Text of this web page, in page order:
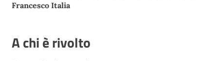
Francesco Italia
A chi è rivolto